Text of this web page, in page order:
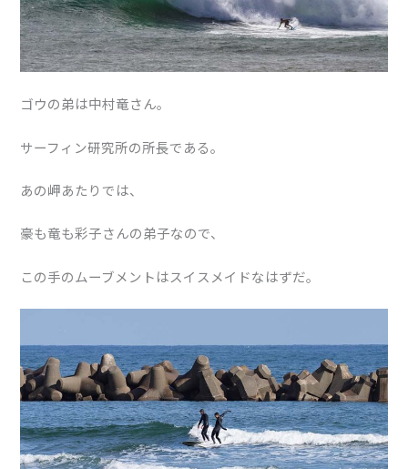
ゴウの弟は中村竜さん。
サーフィン研究所の所長である。
あの岬あたりでは、
豪も竜も彩子さんの弟子なので、
この手のムーブメントはスイスメイドなはずだ。